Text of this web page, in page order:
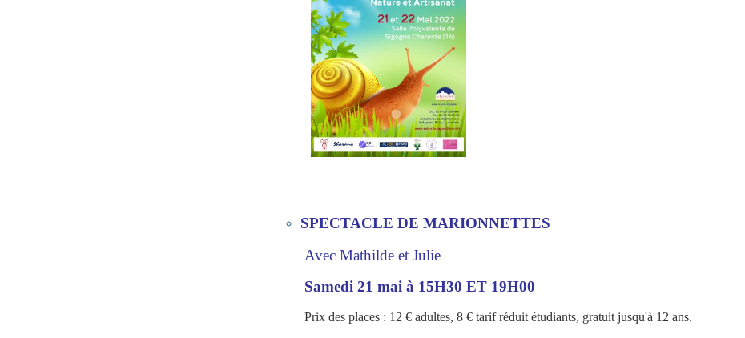
SPECTACLE DE MARIONNETTES
Avec Mathilde et Julie
Samedi 21 mai à 15H30 ET 19H00
Prix des places : 12 € adultes, 8 € tarif réduit étudiants, gratuit jusqu'à 12 ans.